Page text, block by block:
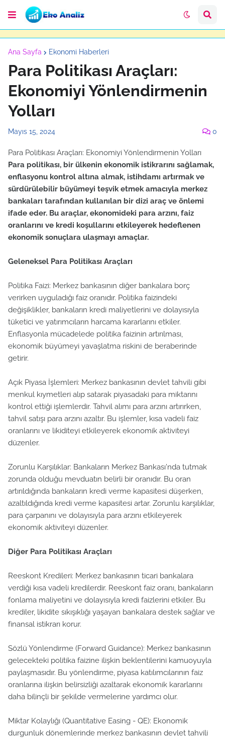
Ana Sayfa Ekonomi Haberleri
Para Politikası Araçları:
Ekonomiyi Yönlendirmenin
Yolları
Mayıs 15, 2024 0
Para Politikası Araçları: Ekonomiyi Yönlendirmenin Yolları
Para politikası, bir ülkenin ekonomik istikrarını sağlamak,
enflasyonu kontrol altına almak, istihdamı artırmak ve
sürdürülebilir büyümeyi teşvik etmek amacıyla merkez
bankaları tarafından kullanılan bir dizi araç ve önlemi
ifade eder. Bu araçlar, ekonomideki para arzını, faiz
oranlarını ve kredi koşullarını etkileyerek hedeflenen
ekonomik sonuçlara ulaşmayı amaçlar.
Geleneksel Para Politikası Araçları
Politika Faizi: Merkez bankasının diğer bankalara borç
verirken uyguladığı faiz oranıdır. Politika faizindeki
değişiklikler, bankaların kredi maliyetlerini ve dolayısıyla
tüketici ve yatırımcıların harcama kararlarını etkiler.
Enflasyonla mücadelede politika faizinin artırılması,
ekonomik büyümeyi yavaşlatma riskini de beraberinde
getirir.
Açık Piyasa İşlemleri: Merkez bankasının devlet tahvili gibi
menkul kıymetleri alıp satarak piyasadaki para miktarını
kontrol ettiği işlemlerdir. Tahvil alımı para arzını artırırken,
tahvil satışı para arzını azaltır. Bu işlemler, kısa vadeli faiz
oranlarını ve likiditeyi etkileyerek ekonomik aktiviteyi
düzenler.
Zorunlu Karşılıklar: Bankaların Merkez Bankası'nda tutmak
zorunda olduğu mevduatın belirli bir oranıdır. Bu oran
artırıldığında bankaların kredi verme kapasitesi düşerken,
azaltıldığında kredi verme kapasitesi artar. Zorunlu karşılıklar,
para çarpanını ve dolayısıyla para arzını etkileyerek
ekonomik aktiviteyi düzenler.
Diğer Para Politikası Araçları
Reeskont Kredileri: Merkez bankasının ticari bankalara
verdiği kısa vadeli kredilerdir. Reeskont faiz oranı, bankaların
fonlama maliyetini ve dolayısıyla kredi faizlerini etkiler. Bu
krediler, likidite sıkışıklığı yaşayan bankalara destek sağlar ve
finansal istikrarı korur.
Sözlü Yönlendirme (Forward Guidance): Merkez bankasının
gelecekteki politika faizine ilişkin beklentilerini kamuoyuyla
paylaşmasıdır. Bu yönlendirme, piyasa katılımcılarının faiz
oranlarına ilişkin belirsizliği azaltarak ekonomik kararlarını
daha bilinçli bir şekilde vermelerine yardımcı olur.
Miktar Kolaylığı (Quantitative Easing - QE): Ekonomik
durgunluk dönemlerinde merkez bankasının devlet tahvili